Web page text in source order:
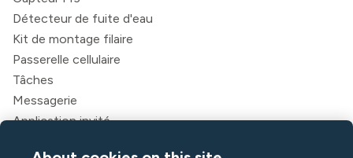
Détecteur de fuite d'eau
Kit de montage filaire
Passerelle cellulaire
Tâches
Messagerie
Application invité